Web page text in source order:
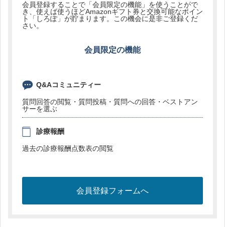
会員登録することで「会員限定の機能」を使うことがで
き、使えば使うほどAmazonギフト券と交換可能なポイン
ト「しろぽ」が貯まります。この機会に是非ご登録くだ
さい。
会員限定の機能
Q&Aコミュニティー
質問回答の閲覧・質問投稿・質問への回答・ベストアン
サーを選ぶ
診療報酬
過去の診療報酬点数表の閲覧
会員登録フォームへ